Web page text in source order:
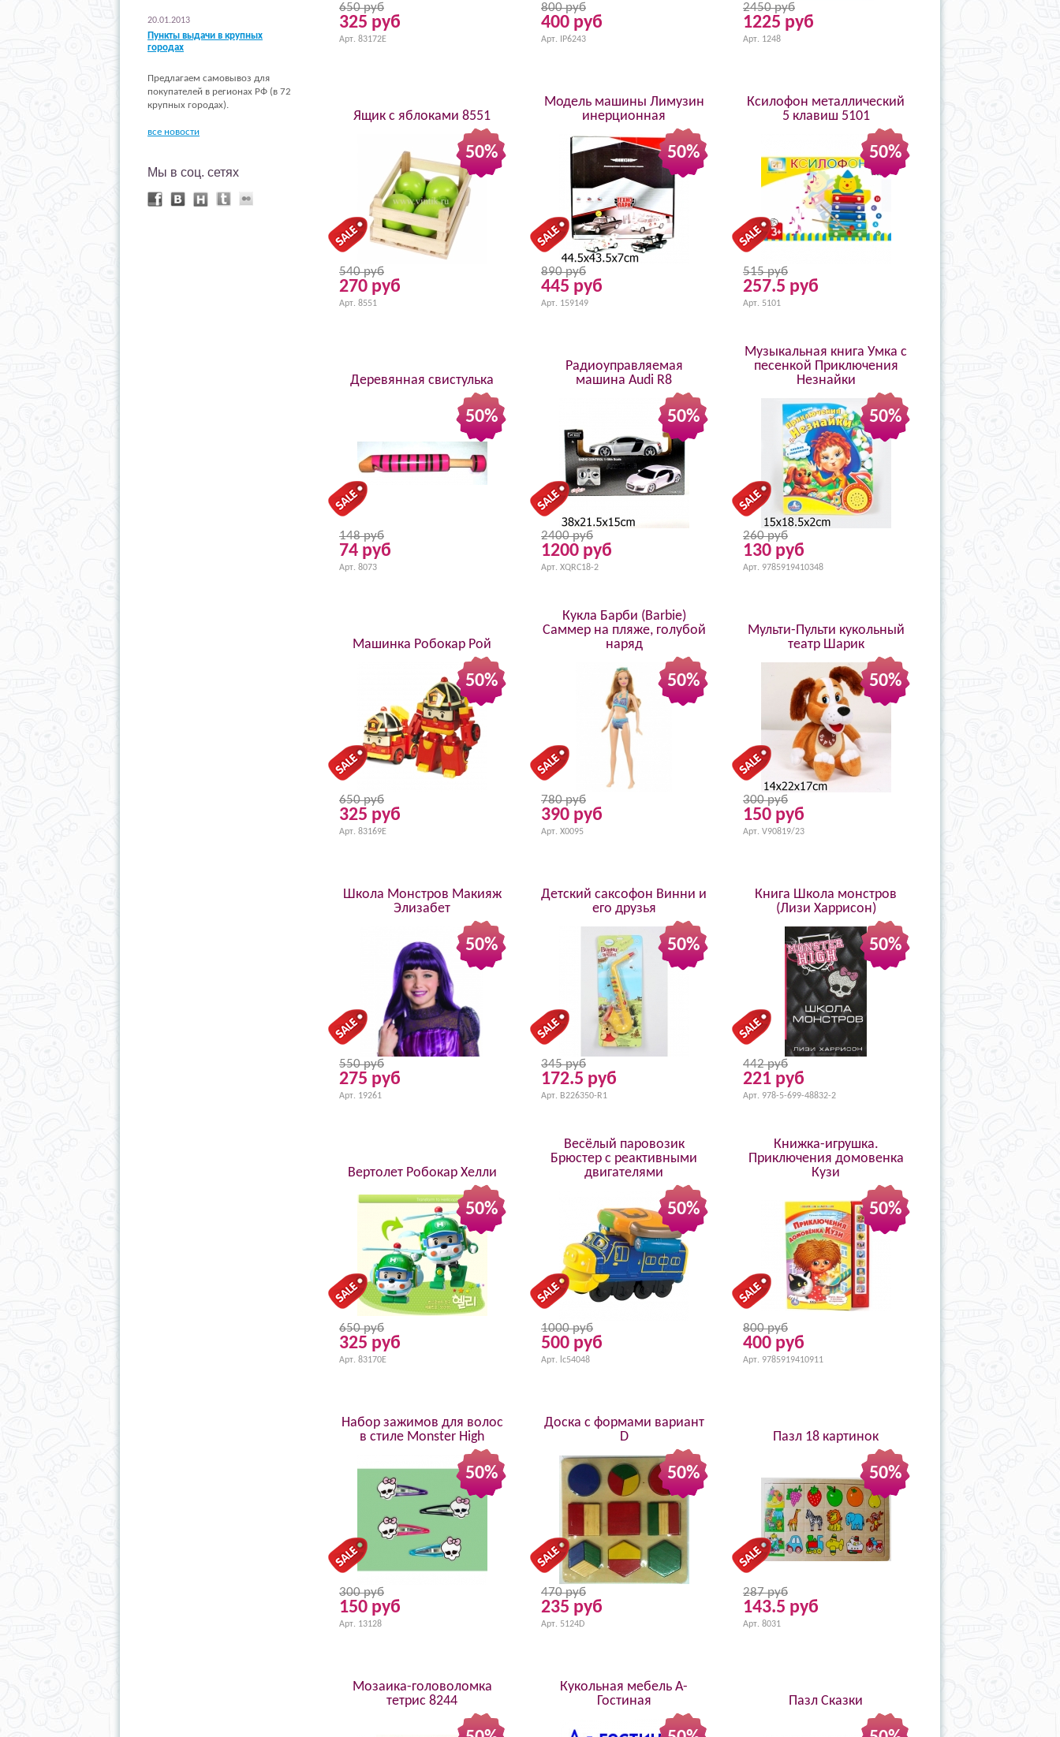
20.01.2013
Пункты выдачи в крупных
городах
Предлагаем самовывоз для
покупателей в регионах РФ (в 72
крупных городах).
все новости
Мы в соц. сетях
650 руб
325 руб
Арт. 83172E
800 руб
400 руб
Арт. IP6243
2450 руб
1225 руб
Арт. 1248
50%
Ящик с яблоками 8551
540 руб
270 руб
Арт. 8551
50%
Модель машины Лимузин
инерционная
890 руб
445 руб
Арт. 159149
50%
Ксилофон металлический
5 клавиш 5101
515 руб
257.5 руб
Арт. 5101
50%
Деревянная свистулька
148 руб
74 руб
Арт. 8073
50%
Радиоуправляемая
машина Audi R8
2400 руб
1200 руб
Арт. XQRC18-2
50%
Музыкальная книга Умка с
песенкой Приключения
Незнайки
260 руб
130 руб
Арт. 9785919410348
50%
Машинка Робокар Рой
650 руб
325 руб
Арт. 83169E
50%
Кукла Барби (Barbie)
Саммер на пляже, голубой
наряд
780 руб
390 руб
Арт. X0095
50%
Мульти-Пульти кукольный
театр Шарик
300 руб
150 руб
Арт. V90819/23
50%
Школа Монстров Макияж
Элизабет
550 руб
275 руб
Арт. 19261
50%
Детский саксофон Винни и
его друзья
345 руб
172.5 руб
Арт. B226350-R1
50%
Книга Школа монстров
(Лизи Харрисон)
442 руб
221 руб
Арт. 978-5-699-48832-2
50%
Вертолет Робокар Хелли
650 руб
325 руб
Арт. 83170E
50%
Весёлый паровозик
Брюстер с реактивными
двигателями
1000 руб
500 руб
Арт. lc54048
50%
Книжка-игрушка.
Приключения домовенка
Кузи
800 руб
400 руб
Арт. 9785919410911
50%
Набор зажимов для волос
в стиле Monster High
300 руб
150 руб
Арт. 13128
50%
Доска с формами вариант
D
470 руб
235 руб
Арт. 5124D
50%
Пазл 18 картинок
287 руб
143.5 руб
Арт. 8031
Мозаика-головоломка
тетрис 8244
Кукольная мебель А-
Гостиная
Пазл Сказки